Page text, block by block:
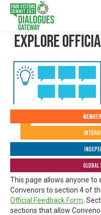
Explore
Global
This page allows anyone to
Convenors to section 4 of
Official Feedback Form .
sections that allow